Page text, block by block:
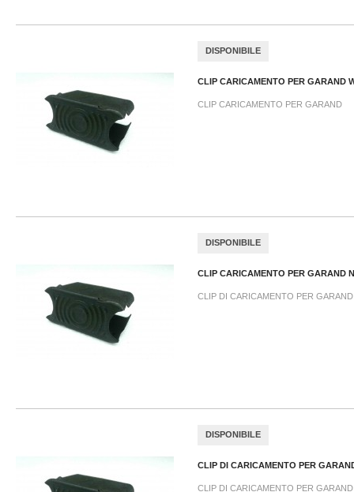
DISPONIBILE
CLIP CARICAMENTO PER GARAND
CLIP CARICAMENTO PER GARAND
DISPONIBILE
CLIP CARICAMENTO PER GARAND
CLIP DI CARICAMENTO PER GARAND
DISPONIBILE
CLIP DI CARICAMENTO PER
CLIP DI CARICAMENTO PER